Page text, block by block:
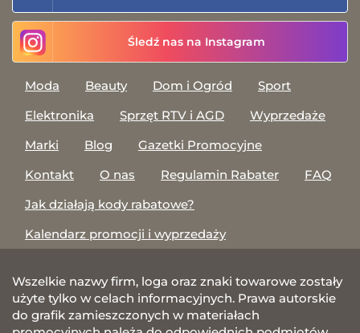
Śledź nas na Instagram
Moda Beauty Dom i Ogród
Sport
Elektronika
Sprzęt RTV i AGD
Wyprzedaże
Marki
Blog
Gazetki Promocyjne
Kontakt
O nas Regulamin Rabater
FAQ
Jak działają kody rabatowe?
Kalendarz promocji i wyprzedaży
Wszelkie nazwy firm, loga oraz znaki towarowe zostały
użyte tylko w celach informacyjnych. Prawa autorskie
do grafik zamieszczonych w materiałach